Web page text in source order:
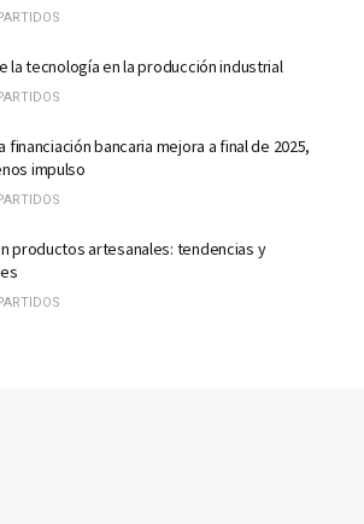
la tecnología en la producción industrial
financiación bancaria mejora a final de 2025,
impulso
productos artesanales: tendencias y